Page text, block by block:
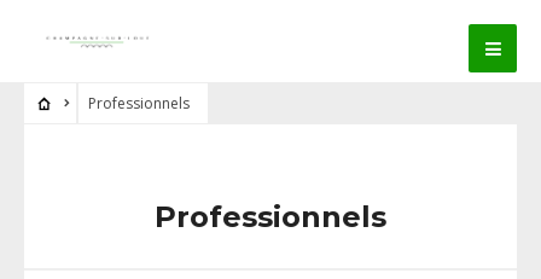
Professionnels
Professionnels